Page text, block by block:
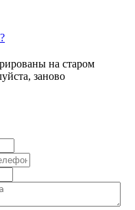
на старом
заново